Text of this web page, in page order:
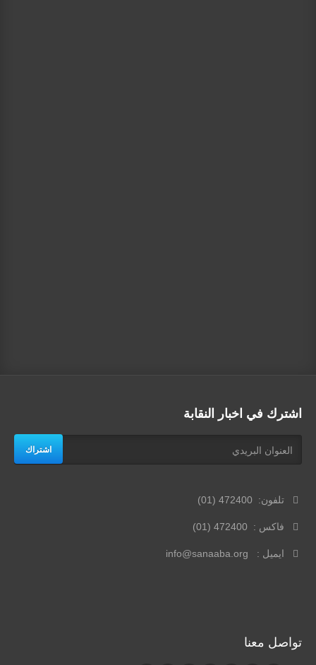
اشترك في اخبار النقابة
اشتراك
تلفون: 472400 (01)
فاكس : 472400 (01)
ايميل : info@sanaaba.org
تواصل معنا